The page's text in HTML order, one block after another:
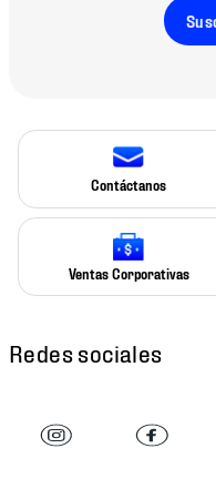
Contáctanos
Ventas Corporativas
Redes sociales